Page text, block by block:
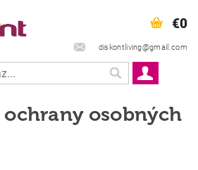
diskontliving@gmail.com
€0
osobných